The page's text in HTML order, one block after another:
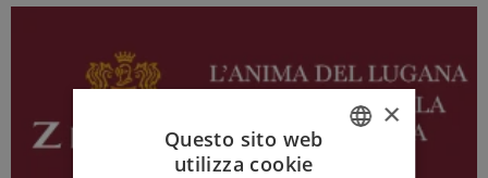
×
Questo sito web
utilizza cookie